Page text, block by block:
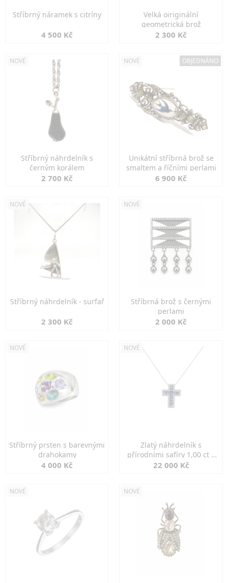
Stříbrný náramek s citríny
4 500 Kč
Velká oiriginální
geometrická brož
2 300 Kč
NOVÉ
Stříbrný náhrdelník s
černým korálem
2 700 Kč
NOVÉ OBJEDNÁNO
Unikátní stříbrná brož se
smaltem a říčními perlami
6 900 Kč
NOVÉ
Stříbrný náhrdelník - surfař
2 300 Kč
NOVÉ
Stříbrná brož s černými
perlami
2 000 Kč
NOVÉ
Stříbrný prsten s barevnými
drahokamy
4 000 Kč
NOVÉ
Zlatý náhrdelník s
přírodními safíry 1,00 ct a
diamanty
22 000 Kč
NOVÉ NOVÉ